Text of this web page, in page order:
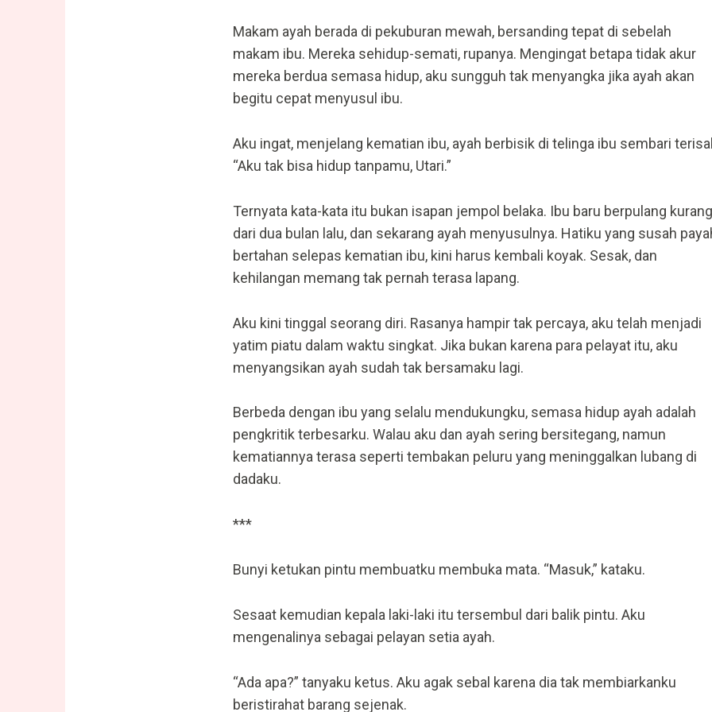
Makam ayah berada di pekuburan mewah, bersanding tepat di sebelah
makam ibu. Mereka sehidup-semati, rupanya. Mengingat betapa tidak akur
mereka berdua semasa hidup, aku sungguh tak menyangka jika ayah akan
begitu cepat menyusul ibu.
Aku ingat, menjelang kematian ibu, ayah berbisik di telinga ibu sembari
“Aku tak bisa hidup tanpamu, Utari.”
Ternyata kata-kata itu bukan isapan jempol belaka. Ibu baru berpulang kurang
dari dua bulan lalu, dan sekarang ayah menyusulnya. Hatiku yang susah
bertahan selepas kematian ibu, kini harus kembali koyak. Sesak, dan
kehilangan memang tak pernah terasa lapang.
Aku kini tinggal seorang diri. Rasanya hampir tak percaya, aku telah menjadi
yatim piatu dalam waktu singkat. Jika bukan karena para pelayat itu, aku
menyangsikan ayah sudah tak bersamaku lagi.
Berbeda dengan ibu yang selalu mendukungku, semasa hidup ayah adalah
pengkritik terbesarku. Walau aku dan ayah sering bersitegang, namun
kematiannya terasa seperti tembakan peluru yang meninggalkan lubang di
dadaku.
***
Bunyi ketukan pintu membuatku membuka mata. “Masuk,” kataku.
Sesaat kemudian kepala laki-laki itu tersembul dari balik pintu. Aku
mengenalinya sebagai pelayan setia ayah.
“Ada apa?” tanyaku ketus. Aku agak sebal karena dia tak membiarkanku
beristirahat barang sejenak.